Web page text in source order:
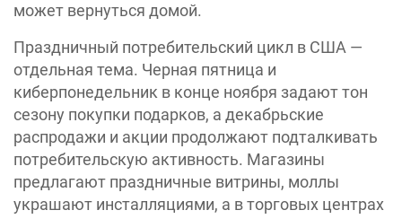
может вернуться домой.
Праздничный потребительский цикл в США —
отдельная тема. Черная пятница и
киберпонедельник в конце ноября задают тон
сезону покупки подарков, а декабрьские
распродажи и акции продолжают подталкивать
потребительскую активность. Магазины
предлагают праздничные витрины, моллы
украшают инсталляциями, а в торговых центрах